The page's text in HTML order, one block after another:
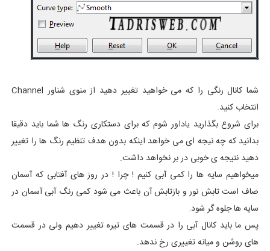
شما کانال رنگی را که می خواهید تغییر دهید از منوی شناور Channel
انتخاب کنید.
برای شروع بگذارید یاداور شوم که برای دستکاری رنگ ها شما باید دقیقا
بدانید که چه نیجه ای می خواهد اینکه بدون هدف تنظیم رنگ ها را تغییر
دهید نتیجه ی خوبی در بر نخواهد داشت.
میخواهیم سایه ها را کمی آبی کنیم ! چرا ! در روز های آفتابی که آسمان
صاف است تابش نور و بازتابش آن باعث می شود کمی رنگ آبی آسمان در
سایه ها جلوه گر شود.
پس ما باید کانال آبی را در قسمت های تیره تغییر دهیم ولی در قسمت
های روشن و میانه تغییری رخ ندهد.